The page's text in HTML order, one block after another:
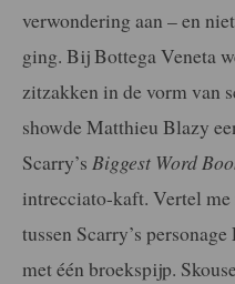
verwondering aan – en
ging. Bij Bottega Veneta
zitzakken in de vorm van
showde Matthieu Blazy
Scarry’s Biggest Word
intrecciato-kaft. Vertel me
tussen Scarry’s
met één broekspijp.